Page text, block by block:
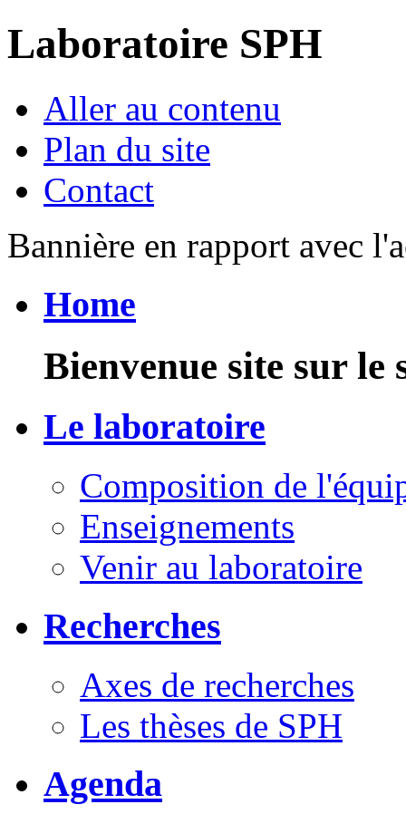
Laboratoire SPH
Aller au contenu
Plan du site
Contact
Bannière en rapport avec
Home
Bienvenue site sur
Le laboratoire
Composition de
Enseignements
Venir au laboratoire
Recherches
Axes de recherches
Les thèses de SPH
Agenda